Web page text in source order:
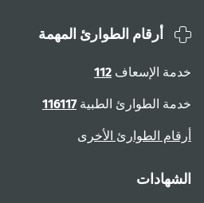
أرقام الطوارئ المهمة
خدمة الإسعاف 112
خدمة الطوارئ الطبية116117
أرقام الطوارئ الأخرى
الشهادات